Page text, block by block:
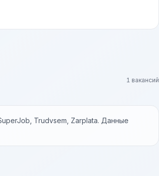
1 вакансий
Trudvsem, Zarplata. Данные